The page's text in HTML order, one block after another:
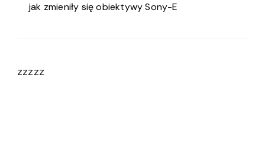
jak zmieniły się obiektywy Sony-E
zzzzz